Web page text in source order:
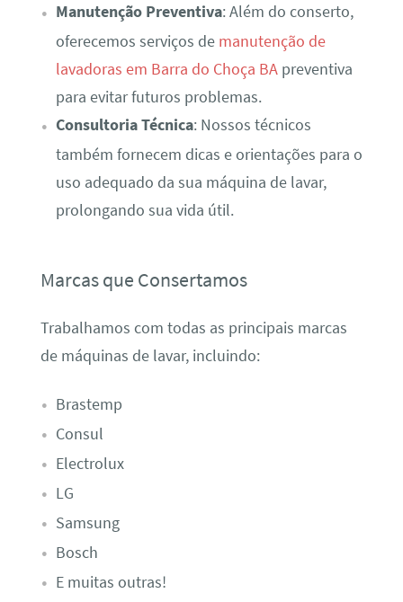
Manutenção Preventiva: Além do conserto,
oferecemos serviços de manutenção de
lavadoras em Barra do Choça BApreventiva
para evitar futuros problemas.
Consultoria Técnica: Nossos técnicos
também fornecem dicas e orientações para o
uso adequado da sua máquina de lavar,
prolongando sua vida útil.
Marcas que Consertamos
Trabalhamos com todas as principais marcas
de máquinas de lavar, incluindo:
Brastemp
Consul
Electrolux
LG
Samsung
Bosch
E muitas outras!